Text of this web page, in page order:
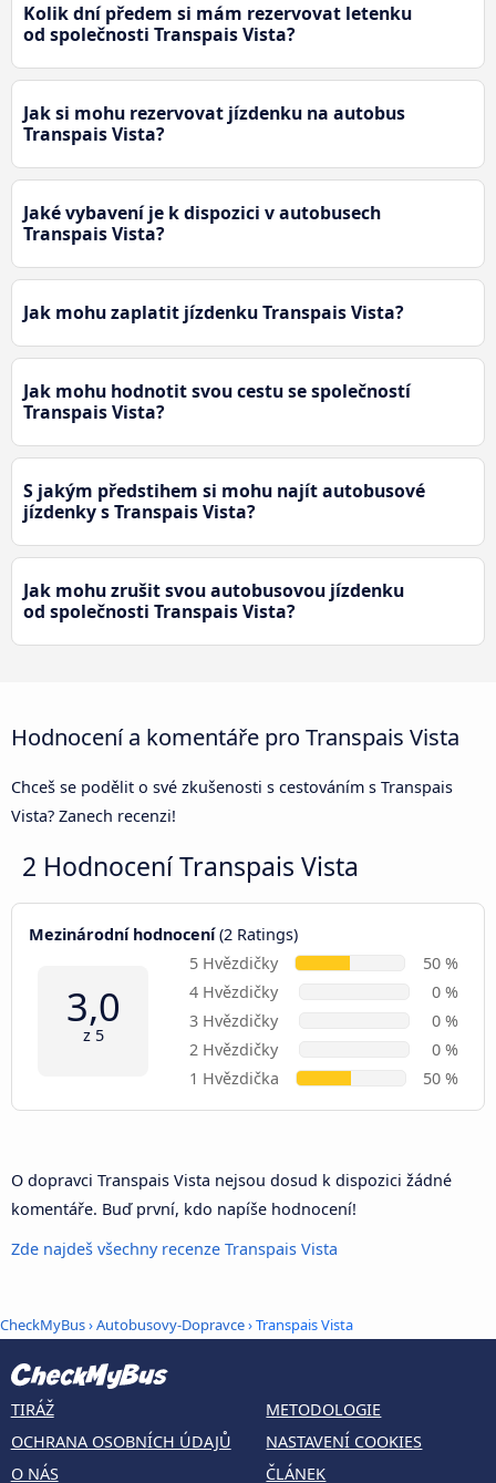
Kolik dní předem si mám rezervovat letenku
od společnosti Transpais Vista?
Jak si mohu rezervovat jízdenku na autobus
Transpais Vista?
Jaké vybavení je k dispozici v autobusech
Transpais Vista?
Jak mohu zaplatit jízdenku Transpais Vista?
Jak mohu hodnotit svou cestu se společností
Transpais Vista?
S jakým předstihem si mohu najít autobusové
jízdenky s Transpais Vista?
Jak mohu zrušit svou autobusovou jízdenku
od společnosti Transpais Vista?
Hodnocení a komentáře pro Transpais Vista
Chceš se podělit o své zkušenosti s cestováním s Transpais
Vista? Zanech recenzi!
2 HodnoceníTranspais Vista
Mezinárodní hodnocení(2 Ratings)
3,0
z 5
5 Hvězdičky
50 %
4 Hvězdičky
0 %
3 Hvězdičky
0 %
2 Hvězdičky
0 %
1 Hvězdička
50 %
O dopravci Transpais Vista nejsou dosud k dispozici žádné
komentáře. Buď první, kdo napíše hodnocení!
Zde najdeš všechny recenze Transpais Vista
CheckMyBus›Autobusovy-Dopravce› Transpais Vista
TIRÁŽ
OCHRANA OSOBNÍCH ÚDAJŮ
O NÁS
METODOLOGIE
NASTAVENÍ COOKIES
ČLÁNEK